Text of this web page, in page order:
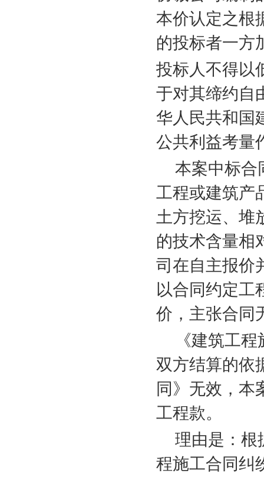
本价认定之根
的投标者一方
投标人不得以
于对其缔约自
华人民共和国
公共利益考量
本案中标合
工程或建筑产
土方挖运、堆
的技术含量相
司在自主报价
以合同约定工
价，主张合同
《建筑工
双方结算的依
同》无效，本
工程款。
理由是：根
程施工合同纠